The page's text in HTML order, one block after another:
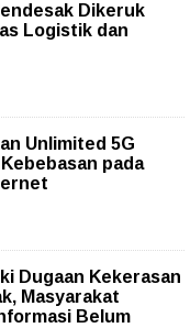
Dikeruk
Logistik dan
Unlimited 5G
pada
Dugaan Kekerasan
Masyarakat
Belum